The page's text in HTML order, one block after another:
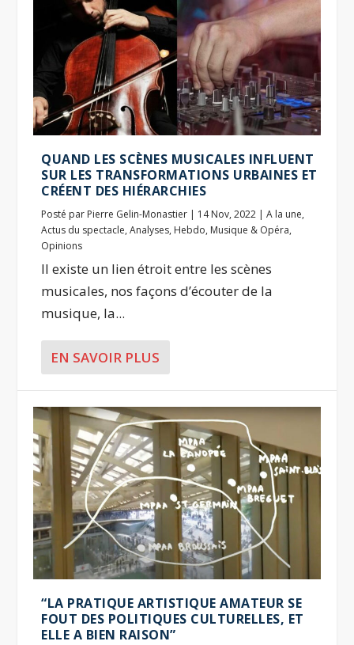
QUAND LES SCÈNES MUSICALES INFLUENT
SUR LES TRANSFORMATIONS URBAINES ET
CRÉENT DES HIÉRARCHIES
Posté par Pierre Gelin-Monastier | 14 Nov, 2022 |A la une,
Actus du spectacle,Analyses, Hebdo, Musique & Opéra,
Opinions
Il existe un lien étroit entre les scènes
musicales, nos façons d’écouter de la
musique, la...
EN SAVOIR PLUS
“LA PRATIQUE ARTISTIQUE AMATEUR SE
FOUT DES POLITIQUES CULTURELLES, ET
ELLE A BIEN RAISON”